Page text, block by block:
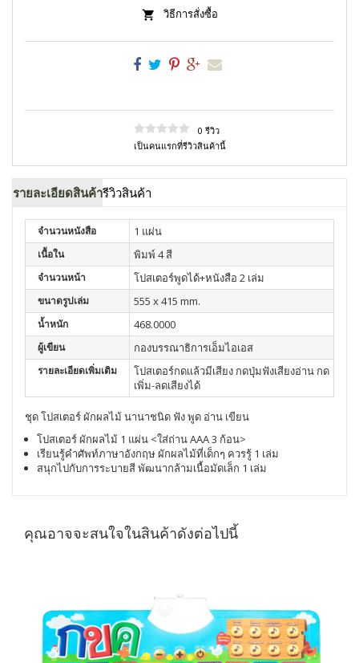
วิธีการสั่งซื้อ
0 รีวิว
เป็นคนแรกที่รีวิวสินค้านี้
รายละเอียดสินค้ารีวิวสินค้า
จำนวนหนังสือ 1 แผ่น
เนื้อใน พิมพ์ 4 สี
จำนวนหน้า โปสเตอร์พูดได้+หนังสือ 2 เล่ม
ขนาดรูปเล่ม 555 x 415 mm.
น้ำหนัก 468.0000
ผู้เขียน กองบรรณาธิการเอ็มไอเอส
รายละเอียดเพิ่มเติม
โปสเตอร์กดเเล้วมีเสียง กดปุ่มฟังเสียงอ่าน กด
เพิ่ม-ลดเสียงได้
ชุด โปสเตอร์ ผักผลไม้ นานาชนิด ฟัง พูด อ่าน เขียน
โปสเตอร์ ผักผลไม้ 1 แผ่น <ใส่ถ่าน AAA 3 ก้อน>
เรียนรู้คำศัพท์ภาษาอังกฤษ ผักผลไม้ที่เด็กๆ ควรรู้ 1 เล่ม
สนุกไปกับการระบายสี พัฒนากล้ามเนื้อมัดเล็ก 1 เล่ม
คุณอาจจะสนใจในสินค้าดังต่อไปนี้